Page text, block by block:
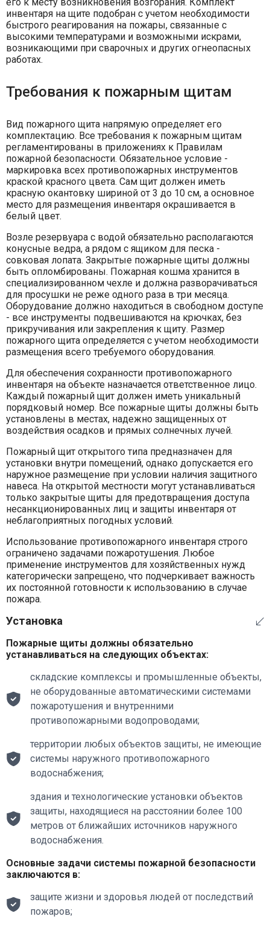
инвентаря на щите подобран с учетом необходимости
быстрого реагирования на пожары, связанные с
высокими температурами и возможными искрами,
возникающими при сварочных и других огнеопасных
работах.
Требования к пожарным щитам
Вид пожарного щита напрямую определяет его
комплектацию. Все требования к пожарным щитам
регламентированы в приложениях к Правилам
пожарной безопасности. Обязательное условие -
маркировка всех противопожарных инструментов
краской красного цвета. Сам щит должен иметь
красную окантовку шириной от 3 до 10 см, а основное
место для размещения инвентаря окрашивается в
белый цвет.
Возле резервуара с водой обязательно располагаются
конусные ведра, а рядом с ящиком для песка -
совковая лопата. Закрытые пожарные щиты должны
быть опломбированы. Пожарная кошма хранится в
специализированном чехле и должна разворачиваться
для просушки не реже одного раза в три месяца.
Оборудование должно находиться в свободном доступе
- все инструменты подвешиваются на крючках, без
прикручивания или закрепления к щиту. Размер
пожарного щита определяется с учетом необходимости
размещения всего требуемого оборудования.
Для обеспечения сохранности противопожарного
инвентаря на объекте назначается ответственное лицо.
Каждый пожарный щит должен иметь уникальный
порядковый номер. Все пожарные щиты должны быть
установлены в местах, надежно защищенных от
воздействия осадков и прямых солнечных лучей.
Пожарный щит открытого типа предназначен для
установки внутри помещений, однако допускается его
наружное размещение при условии наличия защитного
навеса. На открытой местности могут устанавливаться
только закрытые щиты для предотвращения доступа
несанкционированных лиц и защиты инвентаря от
неблагоприятных погодных условий.
Использование противопожарного инвентаря строго
ограничено задачами пожаротушения. Любое
применение инструментов для хозяйственных нужд
категорически запрещено, что подчеркивает важность
их постоянной готовности к использованию в случае
пожара.
Установка
Пожарные щиты должны обязательно
устанавливаться на следующих объектах:
складские комплексы и промышленные объекты,
не оборудованные автоматическими системами
пожаротушения и внутренними
противопожарными водопроводами;
территории любых объектов защиты, не имеющие
системы наружного противопожарного
водоснабжения;
здания и технологические установки объектов
защиты, находящиеся на расстоянии более 100
метров от ближайших источников наружного
водоснабжения.
Основные задачи системы пожарной безопасности
заключаются в:
защите жизни и здоровья людей от последствий
пожаров;